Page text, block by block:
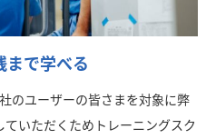
まで学べる
のユーザーの皆さまを対象に弊
いただくためトレーニングスク